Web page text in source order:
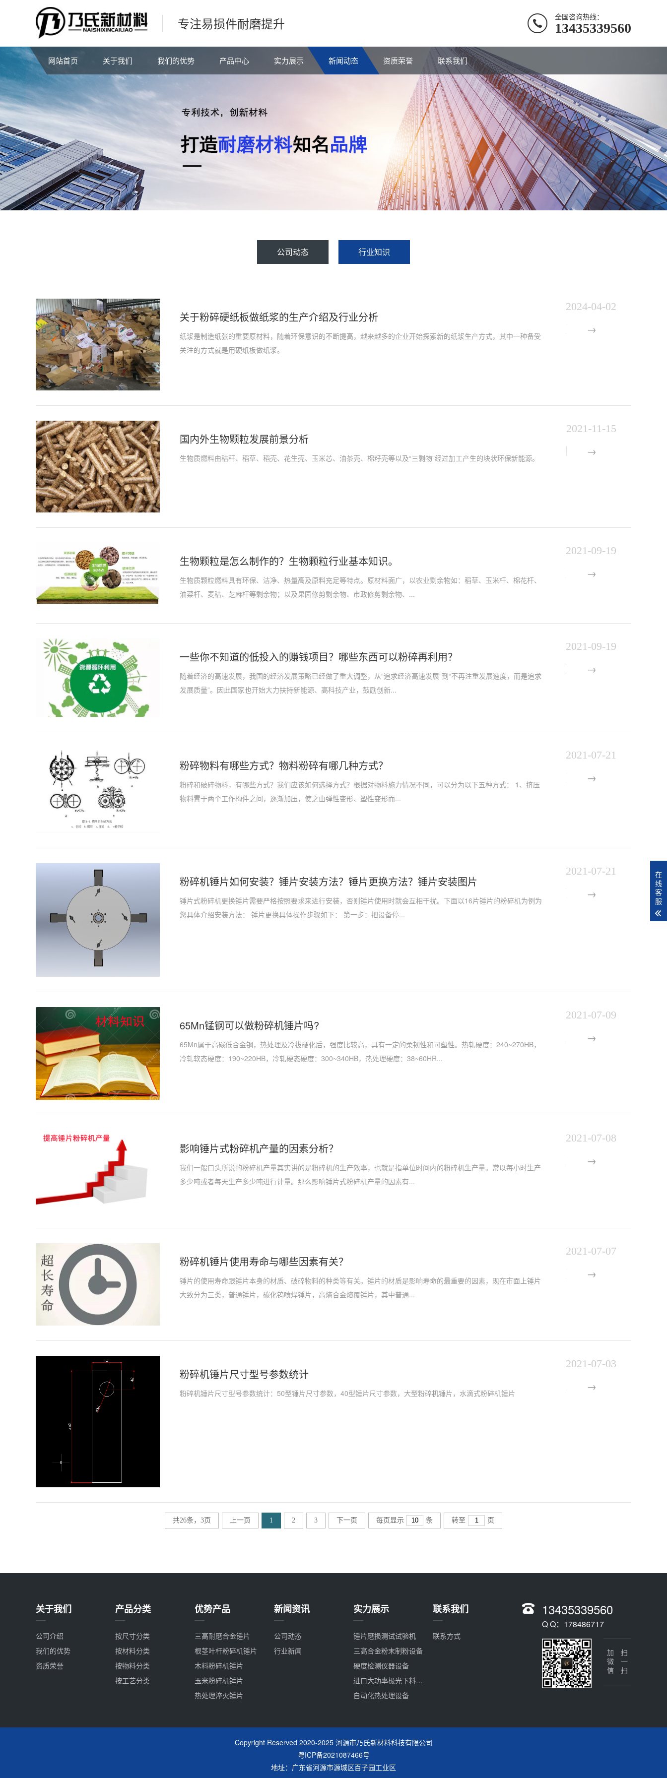
专注易损件耐磨提升 全国咨询热线：
13435339560
网站首页 关于我们 我们的优势 产品中心 实力展示 新闻动态 资质荣誉 联系我们
公司动态 行业知识
关于粉碎硬纸板做纸浆的生产介绍及行业分析
2024-04-02
纸浆是制造纸张的重要原材料，随着环保意识的不断提高，越来越多的企业开始探索新的纸浆生产方式，其中一种备受
关注的方式就是用硬纸板做纸浆。
国内外生物颗粒发展前景分析
2021-11-15
生物质燃料由秸秆、稻草、稻壳、花生壳、玉米芯、油茶壳、棉籽壳等以及“三剩物”经过加工产生的块状环保新能源。
生物颗粒是怎么制作的？生物颗粒行业基本知识。
2021-09-19
生物质颗粒燃料具有环保、洁净、热量高及原料充足等特点。原材料面广，以农业剩余物如：稻草、玉米杆、棉花杆、
油菜杆、麦秸、芝麻杆等剩余物；以及果园修剪剩余物、市政修剪剩余物、...
一些你不知道的低投入的赚钱项目？哪些东西可以粉碎再利用？
2021-09-19
随着经济的高速发展，我国的经济发展策略已经做了重大调整，从“追求经济高速发展”到“不再注重发展速度，而是追求
发展质量”。因此国家也开始大力扶持新能源、高科技产业，鼓励创新...
粉碎物料有哪些方式？物料粉碎有哪几种方式？
2021-07-21
粉碎和破碎物料，有哪些方式？我们应该如何选择方式？根据对物料施力情况不同，可以分为以下五种方式： 1、挤压
物料置于两个工作构件之间，逐渐加压，使之由弹性变形、塑性变形而...
粉碎机锤片如何安装？锤片安装方法？锤片更换方法？锤片安装图片
2021-07-21
锤片式粉碎机更换锤片需要严格按照要求来进行安装，否则锤片使用时就会互相干扰。下面以16片锤片的粉碎机为例为
您具体介绍安装方法： 锤片更换具体操作步骤如下： 第一步：把设备停...
65Mn锰钢可以做粉碎机锤片吗?
2021-07-09
65Mn属于高碳低合金钢，热处理及冷拔硬化后，强度比较高，具有一定的柔韧性和可塑性。热轧硬度：240~270HB，
冷轧软态硬度：190~220HB，冷轧硬态硬度：300~340HB，热处理硬度：38~60HR...
影响锤片式粉碎机产量的因素分析？
2021-07-08
我们一般口头所说的粉碎机产量其实讲的是粉碎机的生产效率，也就是指单位时间内的粉碎机生产量。常以每小时生产
多少吨或者每天生产多少吨进行计量。那么影响锤片式粉碎机产量的因素有...
粉碎机锤片使用寿命与哪些因素有关？
2021-07-07
锤片的使用寿命跟锤片本身的材质、破碎物料的种类等有关。锤片的材质是影响寿命的最重要的因素，现在市面上锤片
大致分为三类，普通锤片，碳化钨喷焊锤片，高熵合金熔覆锤片，其中普通...
粉碎机锤片尺寸型号参数统计
2021-07-03
粉碎机锤片尺寸型号参数统计：50型锤片尺寸参数，40型锤片尺寸参数，大型粉碎机锤片，水滴式粉碎机锤片
共26条，3页 上一页 1 2 3 下一页 每页显示 条 转至 页
关于我们
公司介绍
我们的优势
资质荣誉
产品分类
按尺寸分类
按材料分类
按物料分类
按工艺分类
优势产品
三高耐磨合金锤片
根茎叶杆粉碎机锤片
木料粉碎机锤片
玉米粉碎机锤片
热处理淬火锤片
新闻资讯
公司动态
行业新闻
实力展示
锤片磨损测试试验机
三高合金粉末制粉设备
硬度检测仪器设备
进口大功率极光下料设备
自动化热处理设备
联系我们
联系方式
13435339560
Q Q：178486717
扫一扫
加微信
Copyright Reserved 2020-2025 河源市乃氏新材料科技有限公司
粤ICP备2021087466号
地址：广东省河源市源城区百子园工业区
在
线
客
服